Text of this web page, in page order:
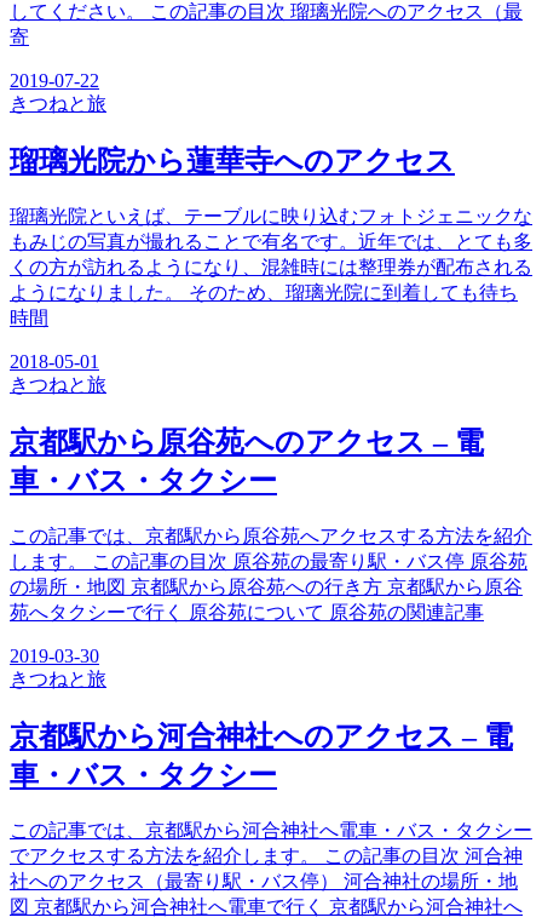
してください。 この記事の目次 瑠璃光院へのアクセス（最
寄
2019-07-22
きつねと旅
瑠璃光院から蓮華寺へのアクセス
瑠璃光院といえば、テーブルに映り込むフォトジェニックな
もみじの写真が撮れることで有名です。近年では、とても多
くの方が訪れるようになり、混雑時には整理券が配布される
ようになりました。 そのため、瑠璃光院に到着しても待ち
時間
2018-05-01
きつねと旅
京都駅から原谷苑へのアクセス – 電
車・バス・タクシー
この記事では、京都駅から原谷苑へアクセスする方法を紹介
します。 この記事の目次 原谷苑の最寄り駅・バス停 原谷苑
の場所・地図 京都駅から原谷苑への行き方 京都駅から原谷
苑へタクシーで行く 原谷苑について 原谷苑の関連記事
2019-03-30
きつねと旅
京都駅から河合神社へのアクセス – 電
車・バス・タクシー
この記事では、京都駅から河合神社へ電車・バス・タクシー
でアクセスする方法を紹介します。 この記事の目次 河合神
社へのアクセス（最寄り駅・バス停） 河合神社の場所・地
図 京都駅から河合神社へ電車で行く 京都駅から河合神社へ